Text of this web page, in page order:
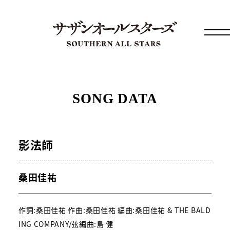
SONG DATA
影法師
桑田佳祐
作詞:桑田佳祐 作曲:桑田佳祐 編曲:桑田佳祐 & THE BALD
ING COMPANY/弦編曲:島 健